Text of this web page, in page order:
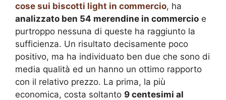
cose sui biscotti light in commercio, ha
analizzato ben 54 merendine in commercio e
purtroppo nessuna di queste ha raggiunto la
sufficienza. Un risultato decisamente poco
positivo, ma ha individuato ben due che sono di
media qualità ed un hanno un ottimo rapporto
con il relativo prezzo. La prima, la più
economica, costa soltanto 9 centesimi al